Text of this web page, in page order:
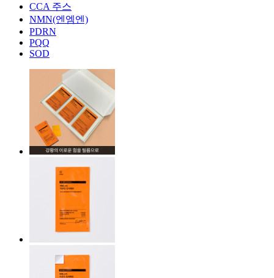
CCA 주스
NMN(엔엠엔)
PDRN
PQQ
SOD